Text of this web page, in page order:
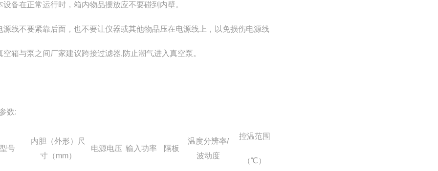
设备在正常运行时，箱内物品摆放应不要碰到内壁。
源线不要紧靠后面，也不要让仪器或其他物品压在电源线上，以免损伤电源线
空箱与泵之间厂家建议跨接过滤器,防止潮气进入真空泵。
数:
型号
内胆（外形）尺
寸（mm）
电源电压 输入功率 隔板
温度分辨率/
波动度
控温范围
（℃）